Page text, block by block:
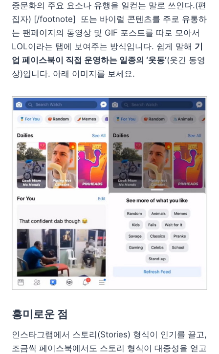
중문화의 주요 요소나 유행을 일컫는 말로 쓰인다.(편
집자) [/footnote] 또는 바이럴 콘텐츠를 주로 유통하
는 팬페이지의 동영상 및 GIF 포스트를 따로 모아서
LOL이라는 탭에 보여주는 방식입니다. 쉽게 말해 기
업 페이스북이 직접 운영하는 일종의 ‘웃동’(웃긴 동영
상)입니다. 아래 이미지를 보세요.
흥미로운 점
인스타그램에서 스토리(Stories) 형식이 인기를 끌고,
조금씩 페이스북에서도 스토리 형식이 대중성을 얻고